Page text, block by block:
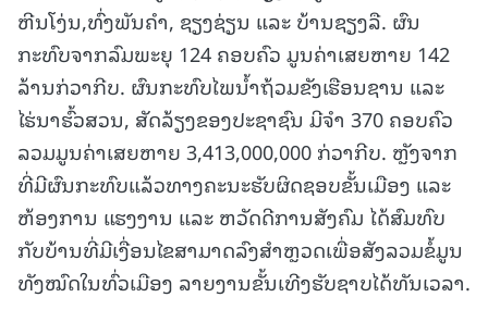
ຫີນໂງ່ນ,ທົ່ງພັນຄໍາ, ຊຽງຊ່ຽນ ແລະ ບ້ານຊຽງລື. ຜົນ
ກະທົບຈາກລົມພະຍຸ 124 ຄອບຄົວ ມູນຄ່າເສຍຫາຍ 142
ລ້ານກ່ວາກີບ. ຜົນກະທົບໄພນໍ້າຖ້ວມຂັງເຮືອນຊານ ແລະ
ໄຮ່ນາຮົ້ວສວນ, ສັດລ້ຽງຂອງປະຊາຊົນ ມີຈໍາ 370 ຄອບຄົວ
ລວມມູນຄ່າເສຍຫາຍ 3,413,000,000 ກ່ວາກີບ. ຫຼັງຈາກ
ທີ່ມີຜົນກະທົບແລ້ວທາງຄະນະຮັບຜິດຊອບຂັ້ນເມືອງ ແລະ
ຫ້ອງການ ແຮງງານ ແລະ ຫວັດດີການສັງຄົມ ໄດ້ສົມທົບ
ກັບບ້ານທີ່ມີເງື່ອນໄຂສາມາດລົງສໍາຫຼວດເພື່ອສັງລວມຂໍ້ມູນ
ທັງໝົດໃນທົ່ວເມືອງ ລາຍງານຂັ້ນເທີງຮັບຊາບໄດ້ທັນເວລາ.